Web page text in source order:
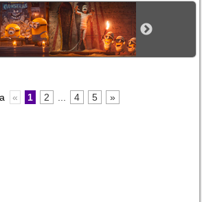
« 1 2 4 5 »